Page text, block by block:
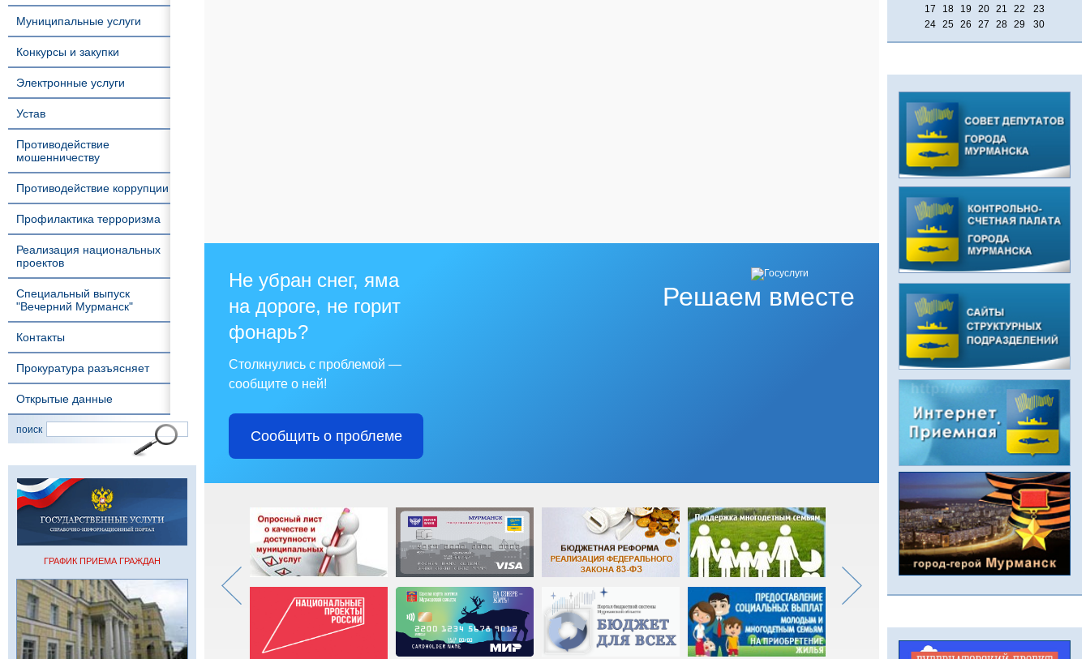
Муниципальные услуги
Конкурсы и закупки
Электронные услуги
Устав
Противодействие
мошенничеству
Противодействие коррупции
Профилактика терроризма
Реализация национальных
проектов
Специальный выпуск
"Вечерний Мурманск"
Контакты
Прокуратура разъясняет
Открытые данные
поиск
ГРАФИК ПРИЕМА ГРАЖДАН
Решаем вместе
Не убран снег, яма
на дороге, не горит
фонарь?
Столкнулись с проблемой —
сообщите о ней!
Сообщить о проблеме
17
18 19 20 21 22
23
24 25 26 27 28 29 30